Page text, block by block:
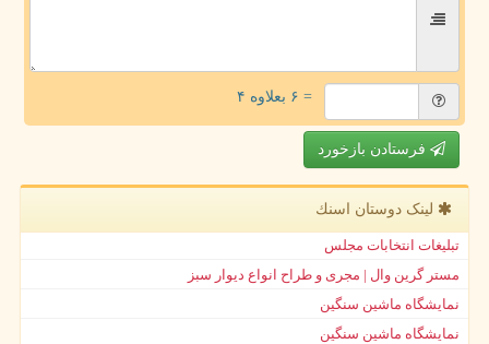
= ۶ بعلاوه ۴
فرستادن بازخورد
لینک دوستان اسنك
تبلیغات انتخابات مجلس
مستر گرین وال | مجری و طراح انواع دیوار سبز
نمایشگاه ماشین سنگین
نمایشگاه ماشین سنگین